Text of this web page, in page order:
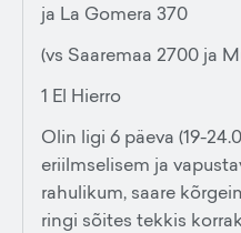
ja La Gomera 370
(vs Saaremaa 2700 ja
1 El Hierro
Olin ligi 6 päeva (19-
eriilmselisem ja
rahulikum, saare
ringi sõites tekkis